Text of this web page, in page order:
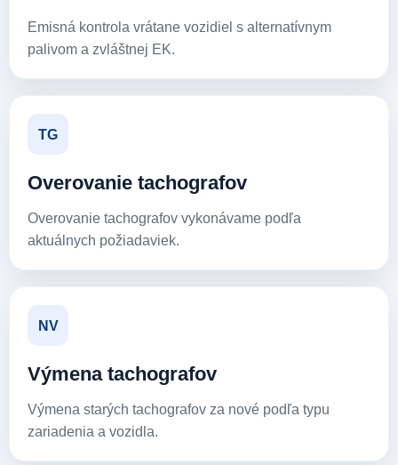
Emisná kontrola vrátane vozidiel s alternatívnym
palivom a zvláštnej EK.
TG
Overovanie tachografov
Overovanie tachografov vykonávame podľa
aktuálnych požiadaviek.
NV
Výmena tachografov
Výmena starých tachografov za nové podľa typu
zariadenia a vozidla.